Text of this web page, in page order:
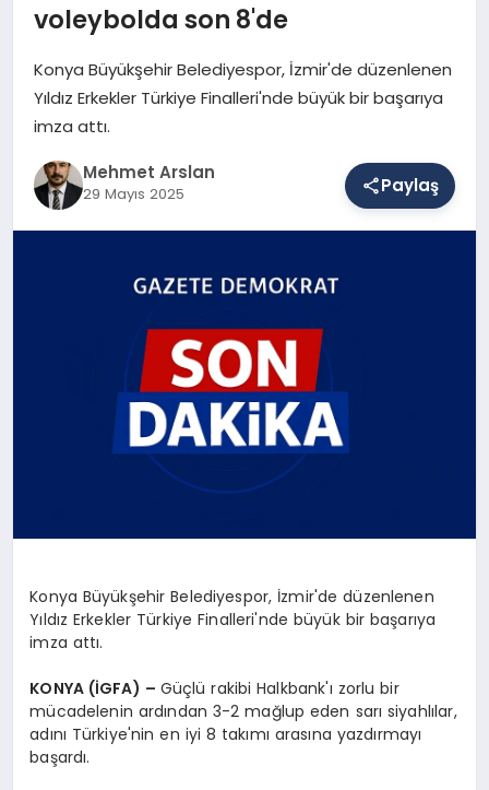
SPOR
SAĞLIK
voleybolda son 8'de
Konya Büyükşehir Belediyespor, İzmir'de düzenlenen
Yıldız Erkekler Türkiye Finalleri'nde büyük bir başarıya
imza attı.
Mehmet Arslan
29 Mayıs 2025 Paylaş
Konya Büyükşehir Belediyespor, İzmir'de düzenlenen
Yıldız Erkekler Türkiye Finalleri'nde büyük bir başarıya
imza attı.
KONYA (İGFA) – Güçlü rakibi Halkbank'ı zorlu bir
mücadelenin ardından 3-2 mağlup eden sarı siyahlılar,
adını Türkiye'nin en iyi 8 takımı arasına yazdırmayı
başardı.